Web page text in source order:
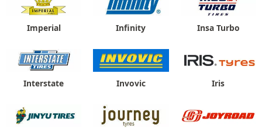
Imperial Infinity Insa Turbo
Interstate Invovic Iris